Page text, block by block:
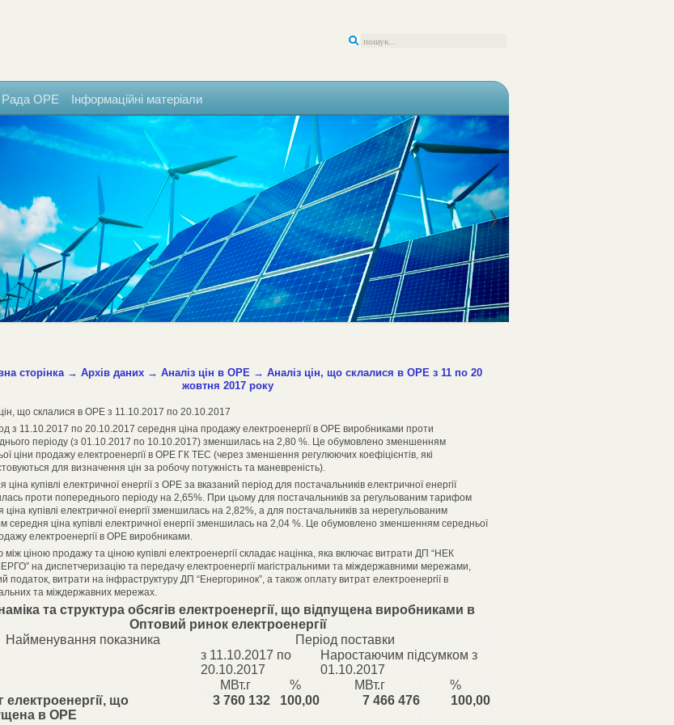
Рада ОРЕ Інформаційні матеріали
сторінка→ Архів даних → Аналіз цін в ОРЕ → Аналіз цін, що склалися в ОРЕ з 11 по 20
жовтня 2017 року
що склалися в ОРЕ з 11.10.2017 по 20.10.2017
з 11.10.2017 по 20.10.2017 середня ціна продажу електроенергії в ОРЕ виробниками проти
періоду (з 01.10.2017 по 10.10.2017) зменшилась на 2,80 %. Це обумовлено зменшенням
ціни продажу електроенергії в ОРЕ ГК ТЕС (через зменшення регулюючих коефіцієнтів, які
для визначення цін за робочу потужність та маневреність).
ціна купівлі електричної енергії з ОРЕ за вказаний період для постачальників електричної енергії
проти попереднього періоду на 2,65%. При цьому для постачальників за регульованим тарифом
ціна купівлі електричної енергії зменшилась на 2,82%, а для постачальників за нерегульованим
середня ціна купівлі електричної енергії зменшилась на 2,04 %. Це обумовлено зменшенням середньої
електроенергії в ОРЕ виробниками.
між ціною продажу та ціною купівлі електроенергії складає націнка, яка включає витрати ДП “НЕК
на диспетчеризацію та передачу електроенергії магістральними та міждержавними мережами,
податок, витрати на інфраструктуру ДП “Енергоринок”, а також оплату витрат електроенергії в
та міждержавних мережах.
та структура обсягів електроенергії, що відпущена виробниками в
Оптовий ринок електроенергії
Найменування показника
Період поставки
з 11.10.2017 по
20.10.2017
Наростаючим підсумком з
01.10.2017
МВт.г
% МВт.г
%
електроенергії, що
в ОРЕ
3 760 132 100,00 7 466 476 100,00